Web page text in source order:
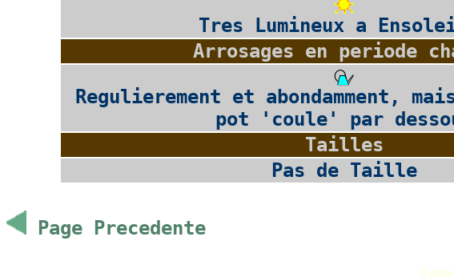
Tres Lumineux a
Arrosages en periode
Regulierement et abondamment,
pot 'coule' par
Tailles
Pas de Taille
Page Precedente